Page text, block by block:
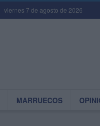
viernes 7 de agosto de 2026
MARRUECOS